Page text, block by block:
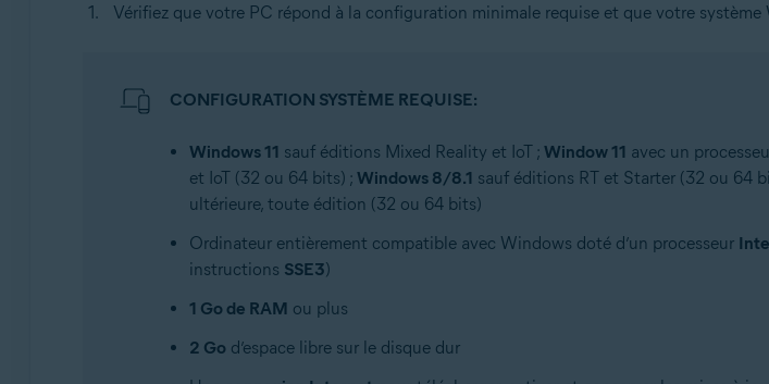
Vérifiez que votre PC répond à la configuration minimale requise et que votre système
CONFIGURATION SYSTÈME REQUISE:
Windows 11 sauf éditions Mixed Reality et IoT ; Window 11 avec un
et IoT (32 ou 64 bits) ; Windows 8/8.1 sauf éditions RT et Starter (32 ou 64
ultérieure, toute édition (32 ou 64 bits)
Ordinateur entièrement compatible avec Windows doté d’un processeur
instructions SSE3)
1 Go de RAM ou plus
2 Go d’espace libre sur le disque dur